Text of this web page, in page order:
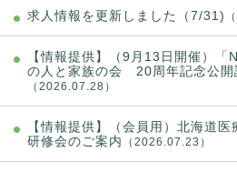
求人情報を更新しました（7/31)
【情報提供】（9月13日開催）「
の人と家族の会 20周年記念公開
（2026.07.28）
【情報提供】（会員用）北海道
研修会のご案内
（2026.07.23）